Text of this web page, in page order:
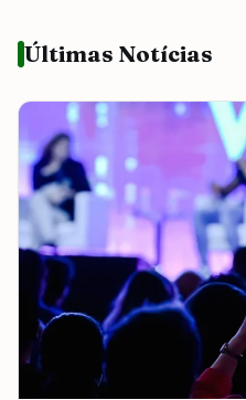
Últimas Notícias